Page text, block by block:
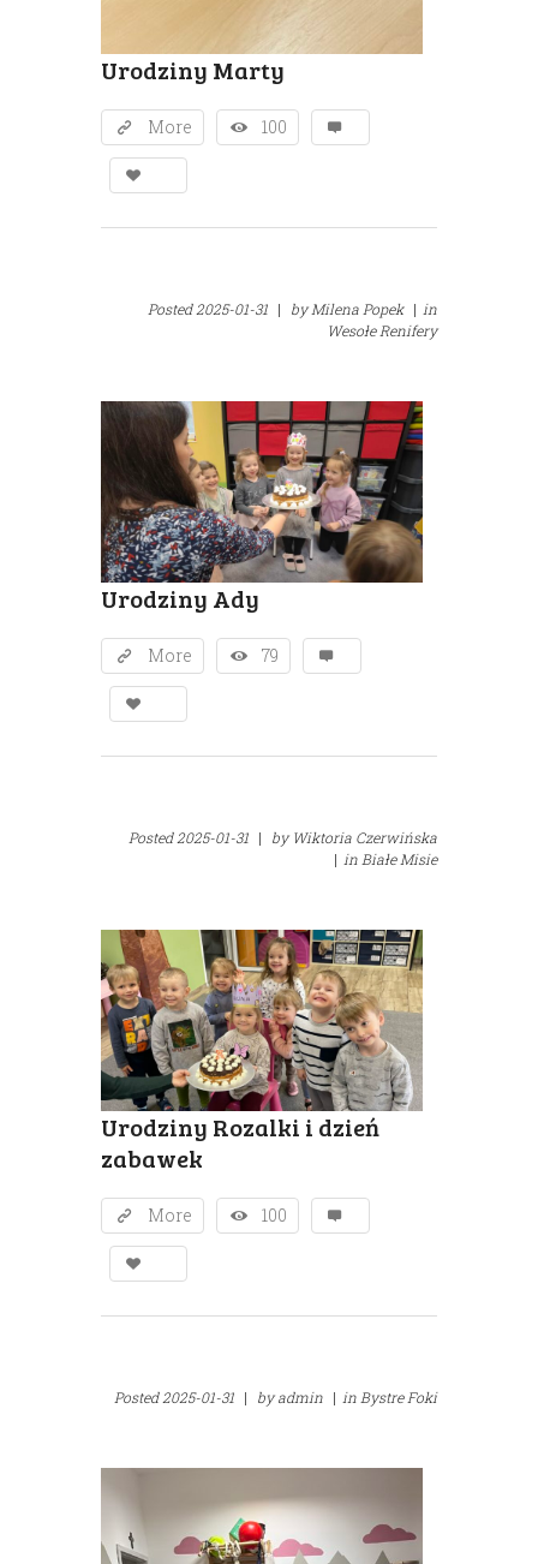
Urodziny Marty
More 100
Posted2025-01-31 | byMilena Popek | in
Wesołe Renifery
Urodziny Ady
More 79
Posted2025-01-31 | byWiktoria Czerwińska
| in Białe Misie
Urodziny Rozalki i dzień
zabawek
More 100
Posted2025-01-31 | byadmin | in Bystre Foki